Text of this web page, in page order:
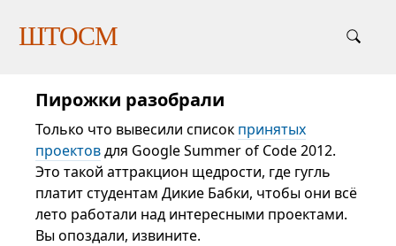
ШТОСМ
Пирожки разобрали
Только что вывесили список принятых
проектовдля Google Summer of Code 2012.
Это такой аттракцион щедрости, где гугль
платит студентам Дикие Бабки, чтобы они всё
лето работали над интересными проектами.
Вы опоздали, извините.